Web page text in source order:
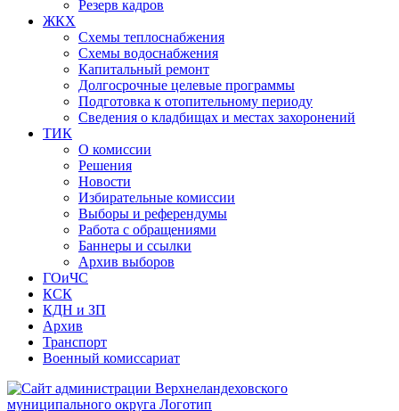
Резерв кадров
ЖКХ
Схемы теплоснабжения
Схемы водоснабжения
Капитальный ремонт
Долгосрочные целевые программы
Подготовка к отопительному периоду
Сведения о кладбищах и местах захоронений
ТИК
О комиссии
Решения
Новости
Избирательные комиссии
Выборы и референдумы
Работа с обращениями
Баннеры и ссылки
Архив выборов
ГОиЧС
КСК
КДН и ЗП
Архив
Транспорт
Военный комиссариат